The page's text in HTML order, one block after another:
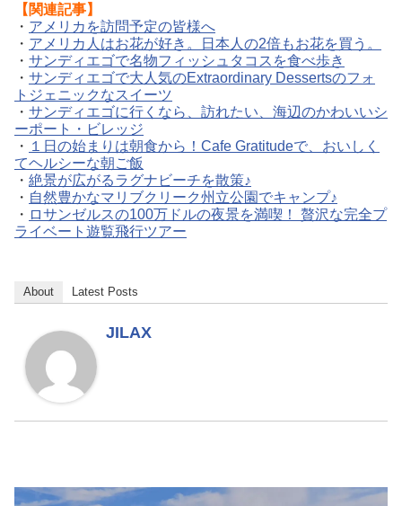
【関連記事】
・ アメリカを訪問予定の皆様へ
・ アメリカ人はお花が好き。日本人の2倍もお花を買う。
・ サンディエゴで名物フィッシュタコスを食べ歩き
・ サンディエゴで大人気のExtraordinary Dessertsのフォ
トジェニックなスイーツ
・ サンディエゴに行くなら、訪れたい、海辺のかわいいシ
ーポート・ビレッジ
・ １日の始まりは朝食から！Cafe Gratitudeで、おいしく
てヘルシーな朝ご飯
・ 絶景が広がるラグナビーチを散策♪
・ 自然豊かなマリブクリーク州立公園でキャンプ♪
・ ロサンゼルスの100万ドルの夜景を満喫！ 贅沢な完全プ
ライベート遊覧飛行ツアー
About Latest Posts
JILAX